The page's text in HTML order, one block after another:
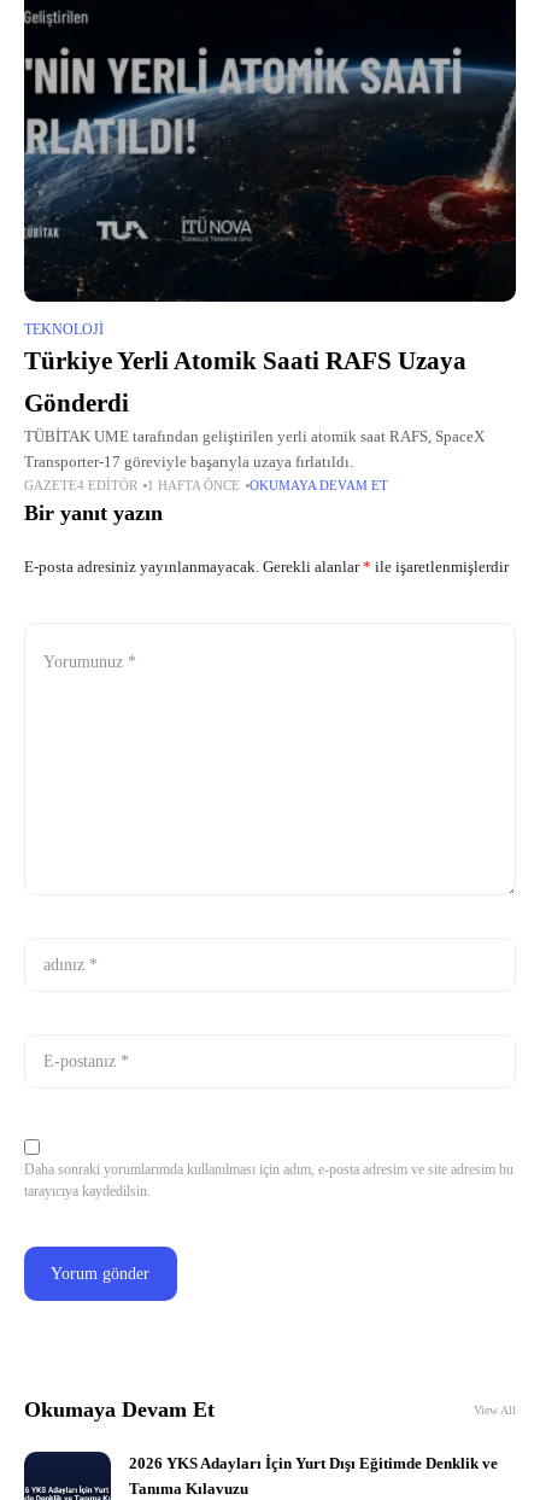
TEKNOLOJI
Türkiye Yerli Atomik Saati RAFS Uzaya
Gönderdi
TÜBİTAK UME tarafından geliştirilen yerli atomik saat RAFS, SpaceX
Transporter-17 göreviyle başarıyla uzaya fırlatıldı.
GAZETE4 EDITÖR 1 HAFTA ÖNCE OKUMAYA DEVAM ET
Bir yanıt yazın
E-posta adresiniz yayınlanmayacak. Gerekli alanlar* ile işaretlenmişlerdir
Daha sonraki yorumlarımda kullanılması için adım, e-posta adresim ve site adresim bu
tarayıcıya kaydedilsin.
Okumaya Devam Et View All
2026 YKS Adayları İçin Yurt Dışı Eğitimde Denklik ve
Tanıma Kılavuzu